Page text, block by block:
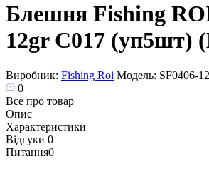
Блешня Fishing
12gr C017 (уп5шт)
Виробник: Fishing Roi Модель: SF0406-
0
Все про товар
Опис
Характеристики
Відгуки 0
Питання0